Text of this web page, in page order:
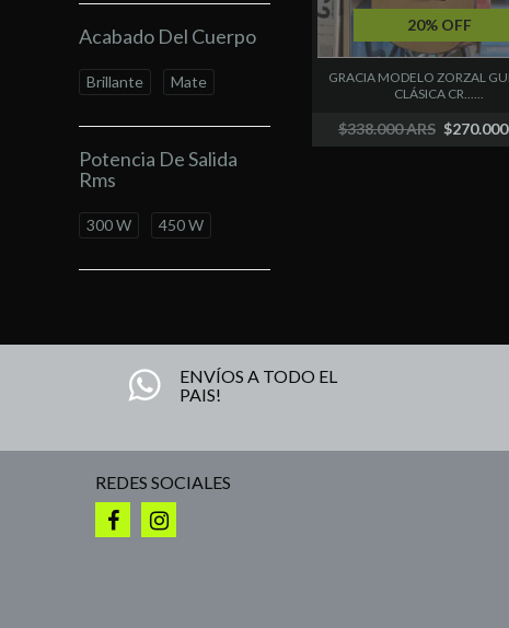
Acabado Del Cuerpo
Brillante Mate
Potencia De Salida
Rms
300 W 450 W
20% OFF
GRACIA MODELO ZORZAL
CLÁSICA CR......
$338.000 ARS
ENVÍOS A TODO EL
PAIS!
REDES SOCIALES